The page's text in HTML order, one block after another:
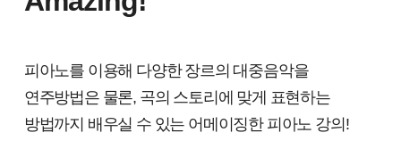
피아노를 이용해 다양한 장르의 대중음악을
연주방법은 물론, 곡의 스토리에 맞게 표현하는
방법까지 배우실 수 있는 어메이징한 피아노 강의!